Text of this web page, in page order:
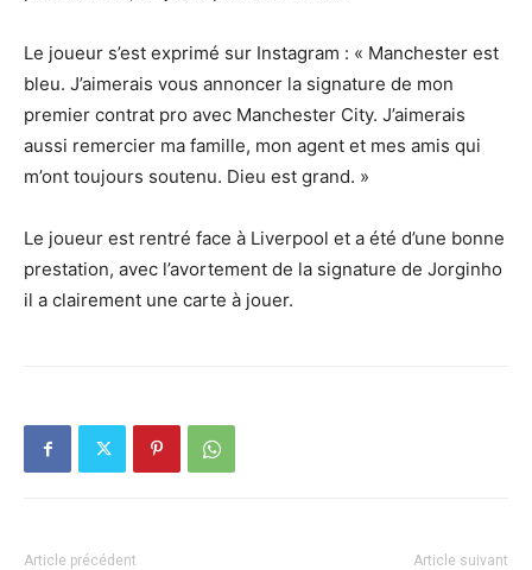
Le joueur s’est exprimé sur Instagram : « Manchester est
bleu. J’aimerais vous annoncer la signature de mon
premier contrat pro avec Manchester City. J’aimerais
aussi remercier ma famille, mon agent et mes amis qui
m’ont toujours soutenu. Dieu est grand. »
Le joueur est rentré face à Liverpool et a été d’une bonne
prestation, avec l’avortement de la signature de Jorginho
il a clairement une carte à jouer.
Article précédent Article suivant